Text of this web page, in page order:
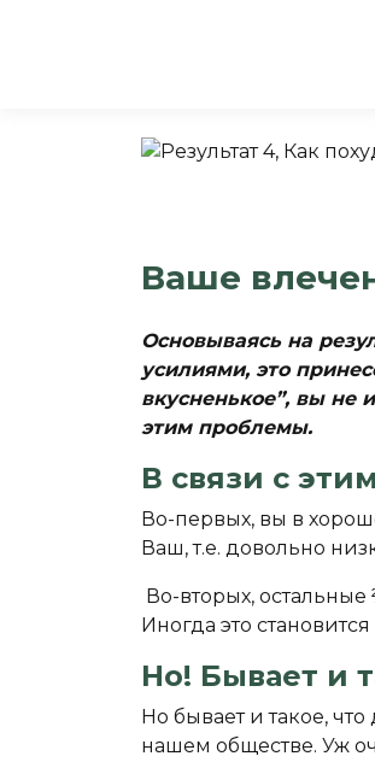
Ваше
Основываясь на
усилиями, это
вкусненькое”, вы не
этим проблемы.
В связи с
Во-первых, вы в
Ваш, т.е. довольно
Во-вторых,
Иногда это
Но! Бывает и
Но бывает и такое,
нашем обществе. Уж